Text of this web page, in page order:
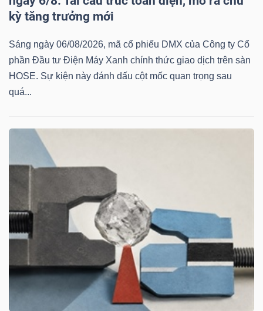
kỳ tăng trưởng mới
Sáng ngày 06/08/2026, mã cổ phiếu DMX của Công ty Cổ
phần Đầu tư Điện Máy Xanh chính thức giao dịch trên sàn
HOSE. Sự kiện này đánh dấu cột mốc quan trọng sau
quá...